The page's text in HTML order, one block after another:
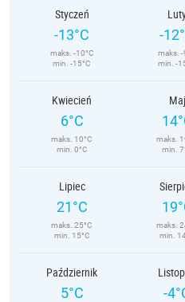
Styczeń
-13°C
maks. -10°C
min. -15°C
-
maks. -
min. -
Kwiecień
6°C
maks. 10°C
min. 0°C
Maj
maks.
min.
Lipiec
21°C
maks. 25°C
min. 15°C
maks.
min.
Październik
5°C -